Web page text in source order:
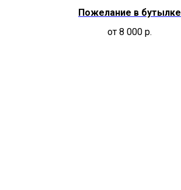
Пожелание в бутылке
от 8 000 р.